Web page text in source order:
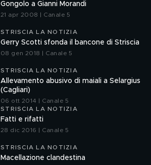
Gongolo a Gianni Morandi
21 apr 2008 | Canale 5
STRISCIA LA NOTIZIA
Gerry Scotti sfonda il bancone di Striscia
08 gen 2018 | Canale 5
STRISCIA LA NOTIZIA
Allevamento abusivo di maiali a Selargius
(Cagliari)
06 ott 2014 | Canale 5
STRISCIA LA NOTIZIA
Fatti e rifatti
28 dic 2016 | Canale 5
STRISCIA LA NOTIZIA
Macellazione clandestina